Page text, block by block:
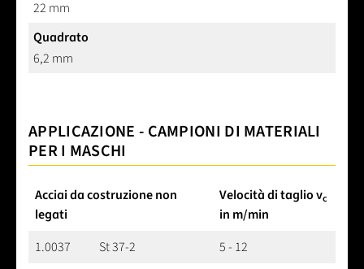
22 mm
Quadrato
6,2 mm
APPLICAZIONE - CAMPIONI DI MATERIALI
PER I MASCHI
Acciai da costruzione non
legati
Velocità di taglio vc
in m/min
1.0037
St 37-2
5 - 12